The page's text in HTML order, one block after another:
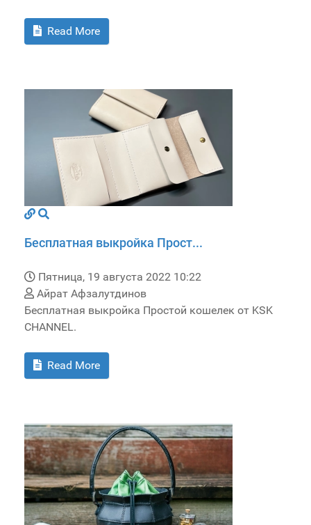
Read More
Бесплатная выкройка Прост...
Пятница, 19 августа 2022 10:22
Айрат Афзалутдинов
Бесплатная выкройка Простой кошелек от KSK
CHANNEL.
Read More